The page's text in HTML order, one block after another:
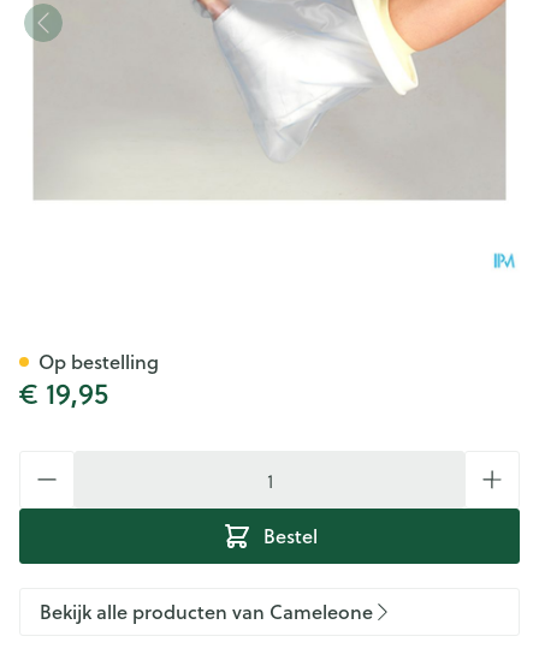
€ 19,95
Bestel
Op bestelling
Bekijk alle producten van Cameleone